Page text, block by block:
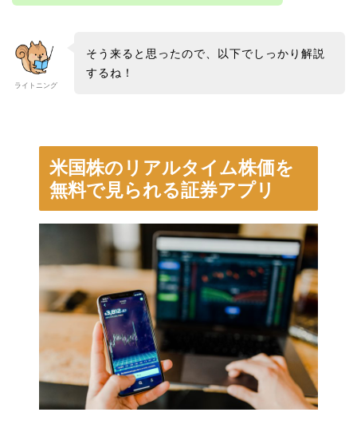
ライトニング
そう来ると思ったので、以下でしっかり解説
するね！
米国株のリアルタイム株価を
無料で見られる証券アプリ